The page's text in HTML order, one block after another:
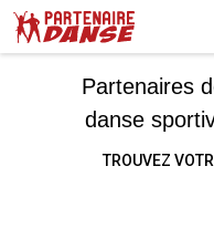
Partenaires
danse
TROUVEZ